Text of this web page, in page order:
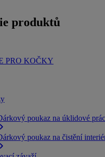
produktů
PRO KOČKY
poukaz na úklidové
poukaz na čistění